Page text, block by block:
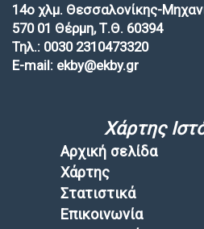
14ο χλμ. Θεσσαλονίκης-
570 01 Θέρμη, Τ.Θ. 60394
Τηλ.: 0030 2310473320
E-mail: ekby@ekby.gr
Χάρτης
Αρχική σελίδα
Χάρτης
Στατιστικά
Επικοινωνία